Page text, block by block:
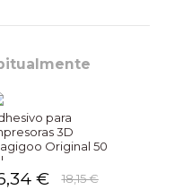
para
3D
Original 50
€ 18,15 €